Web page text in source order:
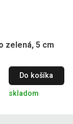
zelená, 5 cm
Do košíka
skladom